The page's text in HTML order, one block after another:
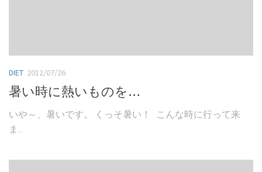
DIET 2012/07/26
暑い時に熱いものを…
いや～、暑いです。 くっそ暑い！ こんな時に行って来
ま...